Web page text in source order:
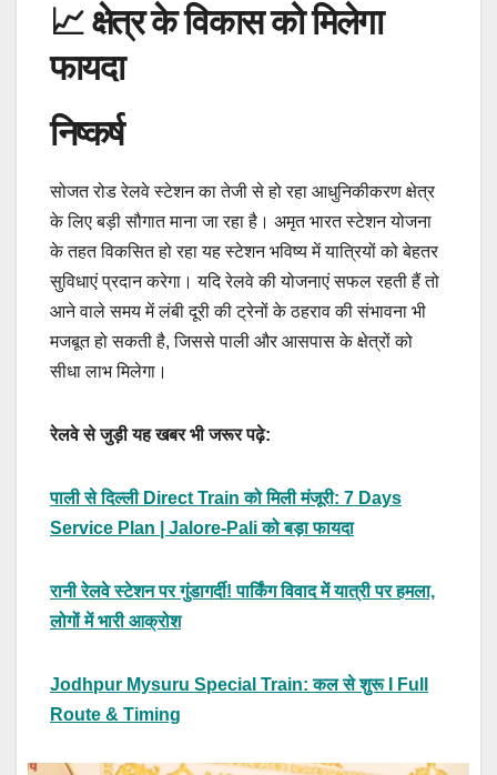
📈 क्षेत्र के विकास को मिलेगा
फायदा
निष्कर्ष
सोजत रोड रेलवे स्टेशन का तेजी से हो रहा आधुनिकीकरण क्षेत्र
के लिए बड़ी सौगात माना जा रहा है। अमृत भारत स्टेशन योजना
के तहत विकसित हो रहा यह स्टेशन भविष्य में यात्रियों को बेहतर
सुविधाएं प्रदान करेगा। यदि रेलवे की योजनाएं सफल रहती हैं तो
आने वाले समय में लंबी दूरी की ट्रेनों के ठहराव की संभावना भी
मजबूत हो सकती है, जिससे पाली और आसपास के क्षेत्रों को
सीधा लाभ मिलेगा।
रेलवे से जुड़ी यह खबर भी जरूर पढ़े:
पाली से दिल्ली Direct Train को मिली मंजूरी: 7 Days
Service Plan | Jalore-Pali को बड़ा फायदा
रानी रेलवे स्टेशन पर गुंडागर्दी! पार्किंग विवाद में यात्री पर हमला,
लोगों में भारी आक्रोश
Jodhpur Mysuru Special Train: कल से शुरू I Full
Route & Timing